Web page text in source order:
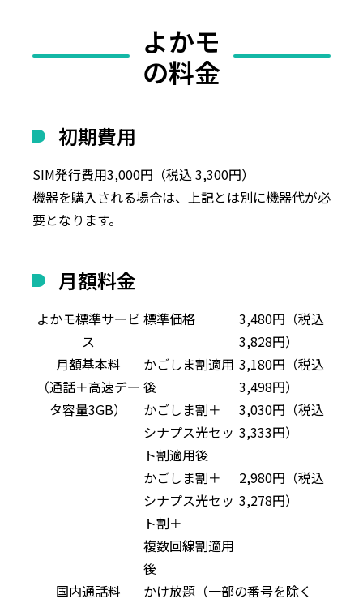
よかモ
の料金
初期費用
SIM発行費用3,000円（税込 3,300円）
機器を購入される場合は、上記とは別に機器代が必
要となります。
月額料金
よかモ標準サービ
ス
月額基本料
（通話＋高速デー
タ容量3GB）
標準価格 3,480円（税込
3,828円）
かごしま割適用
後
3,180円（税込
3,498円）
かごしま割＋
シナプス光セッ
ト割適用後
3,030円（税込
3,333円）
かごしま割＋
シナプス光セッ
ト割＋
複数回線割適用
後
2,980円（税込
3,278円）
国内通話料
かけ放題（一部の番号を除く